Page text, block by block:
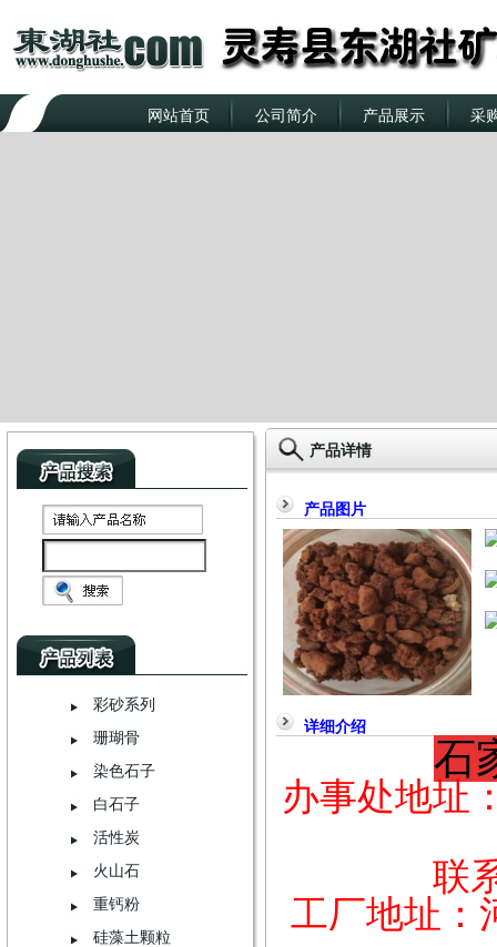
网站首页 公司简介 产品展示 采
彩砂系列
珊瑚骨
染色石子
白石子
活性炭
火山石
重钙粉
硅藻土颗粒
产品详情
产品图片
详细介绍
石
办事处地址
联
工厂地址：